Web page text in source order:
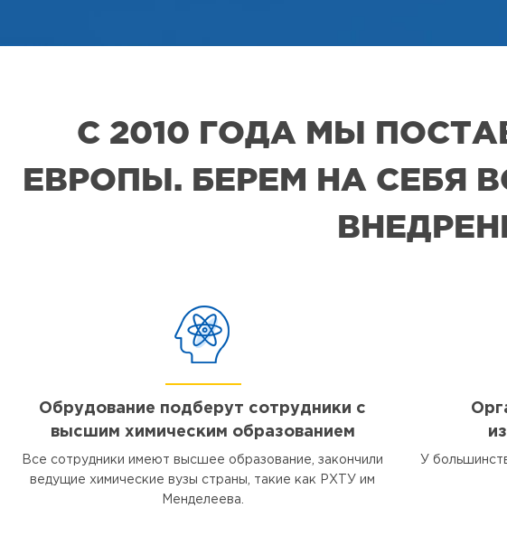
С 2010 ГОДА МЫ
ЕВРОПЫ. БЕРЕМ НА СЕБЯ
Обрудование подберут сотрудники с
высшим химическим образованием
Все сотрудники имеют высшее образование, закончили
ведущие химические вузы страны, такие как РХТУ им
Менделеева.
У